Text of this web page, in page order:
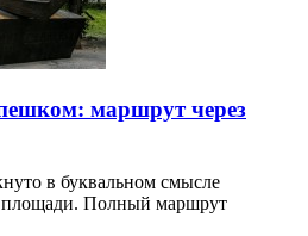
маршрут через
в буквальном смысле
площади. Полный маршрут